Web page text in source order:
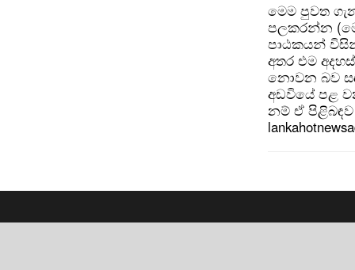
මෙම පුවත
පලකරන්න
පාඨකයන්
අතර එම
නොවන බව
අඩවියේ පළ
නම් ඒ පිළිබඳව